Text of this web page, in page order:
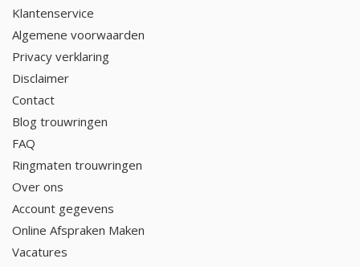
Klantenservice
Algemene voorwaarden
Privacy verklaring
Disclaimer
Contact
Blog trouwringen
FAQ
Ringmaten trouwringen
Over ons
Account gegevens
Online Afspraken Maken
Vacatures